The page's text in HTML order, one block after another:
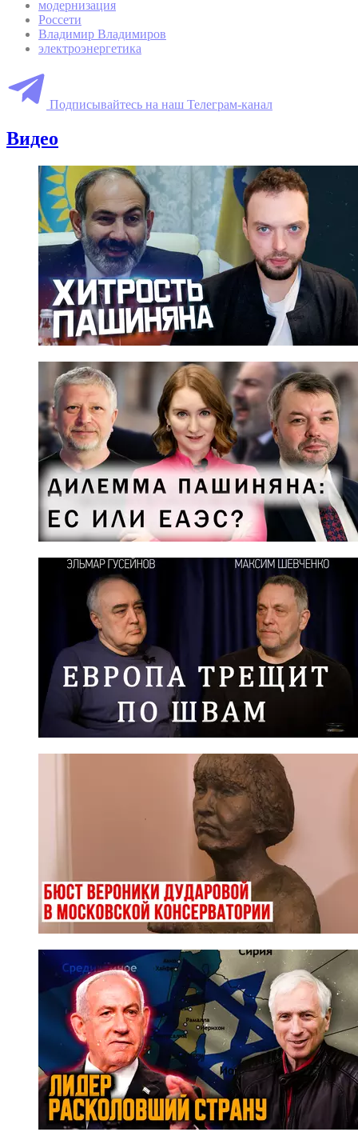
модернизация
Россети
Владимир Владимиров
электроэнергетика
Подписывайтесь на наш Телеграм-канал
Видео